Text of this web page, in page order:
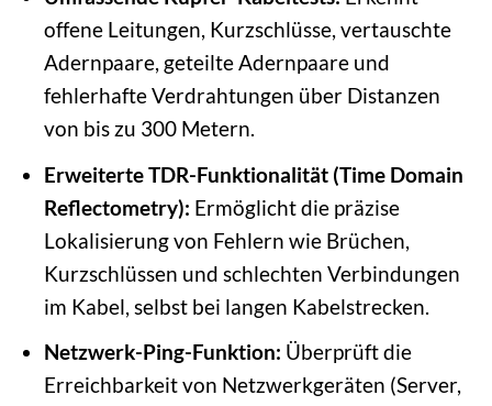
offene Leitungen, Kurzschlüsse, vertauschte
Adernpaare, geteilte Adernpaare und
fehlerhafte Verdrahtungen über Distanzen
von bis zu 300 Metern.
Erweiterte TDR-Funktionalität (Time Domain
Reflectometry): Ermöglicht die präzise
Lokalisierung von Fehlern wie Brüchen,
Kurzschlüssen und schlechten Verbindungen
im Kabel, selbst bei langen Kabelstrecken.
Netzwerk-Ping-Funktion: Überprüft die
Erreichbarkeit von Netzwerkgeräten (Server,